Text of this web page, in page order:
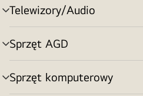
Telewizory/Audio
Przełącznik
menu
Sprzęt AGD
Przełącznik
menu
Sprzęt komputerowy
Przełącznik